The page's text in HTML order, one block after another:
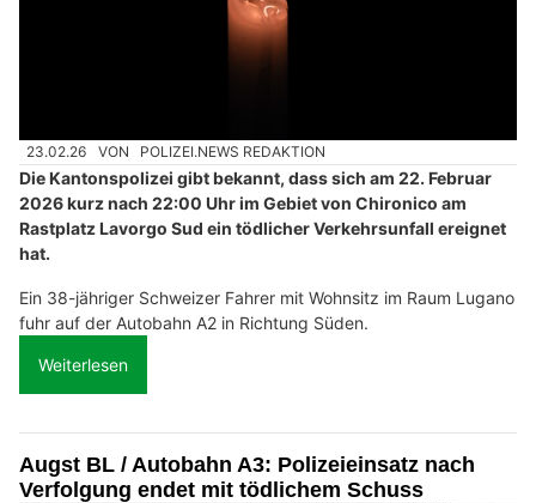
23.02.26 VON POLIZEI.NEWS REDAKTION
Die Kantonspolizei gibt bekannt, dass sich am 22. Februar
2026 kurz nach 22:00 Uhr im Gebiet von Chironico am
Rastplatz Lavorgo Sud ein tödlicher Verkehrsunfall ereignet
hat.
Ein 38-jähriger Schweizer Fahrer mit Wohnsitz im Raum Lugano
fuhr auf der Autobahn A2 in Richtung Süden.
Weiterlesen
Augst BL / Autobahn A3: Polizeieinsatz nach
Verfolgung endet mit tödlichem Schuss